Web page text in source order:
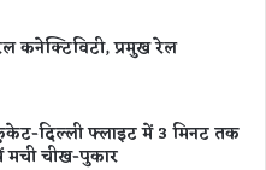
कनेक्टिविटी, प्रमुख रेल
दिल्ली फ्लाइट में 3 मिनट तक
मची चीख-पुकार